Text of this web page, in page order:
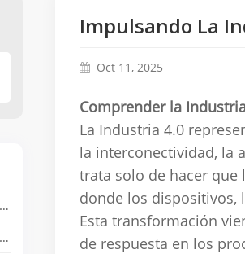
Impulsando La
Oct 11, 2025
Comprender la
La Industria 4.0
la interconectividad, la
trata solo de hacer que
donde los dispositivos,
Esta transformación
de respuesta en los